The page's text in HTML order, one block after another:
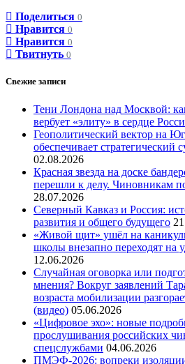
Поделиться 0
Нравится 0
Нравится 0
Твитнуть 0
Свежие записи
Тени Лондона над Москвой:
вербует «элиту» в сердце
Геополитический вектор на
обеспечивает стратегический
02.08.2026
Красная звезда на доске
перешли к делу. Чиновникам
28.07.2026
Северный Кавказ и Россия:
развития и общего будущего
«Живой щит» ушёл на
школы внезапно переходят на
12.06.2026
Случайная оговорка или
мнения? Вокруг заявлений
возраста мобилизации
(видео) 05.06.2026
«Цифровое эхо»: новые
прослушивания российских
спецслужбами 04.06.2026
ПМЭФ-2026: вопреки